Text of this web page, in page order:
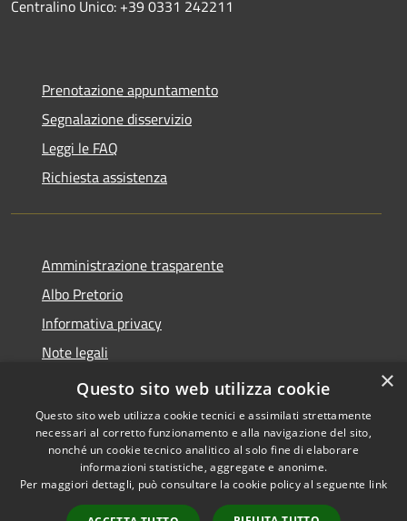
Centralino Unico: +39 0331 242211
Prenotazione appuntamento
Segnalazione disservizio
Leggi le FAQ
Richiesta assistenza
Amministrazione trasparente
Albo Pretorio
Informativa privacy
Note legali
Dichiarazione di accessibilità
Accessibilità
Copyright © 2026 • Comune di
Ferno • Powered by
Municipium• Accesso
×
Questo sito web utilizza cookie
Questo sito web utilizza cookie tecnici e assimilati strettamente
necessari al corretto funzionamento e alla navigazione del sito,
nonché un cookie tecnico analitico al solo fine di elaborare
informazioni statistiche, aggregate e anonime.
Per maggiori dettagli, può consultare la cookie policy al seguente link